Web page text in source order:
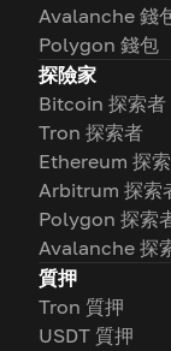
Avalanche 錢
Polygon 錢包
探險家
Bitcoin 探索者
Tron 探索者
Ethereum 探
Arbitrum 探索
Polygon 探索
Avalanche 探
質押
Tron 質押
USDT 質押